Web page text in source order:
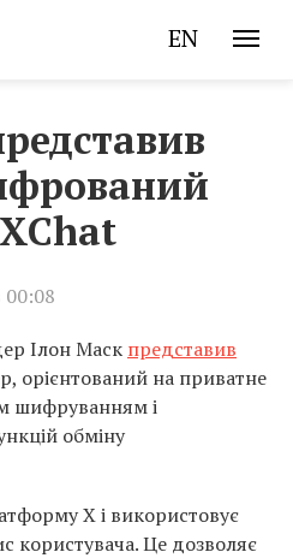
EN
00:08
Ілон Маск представив
орієнтований на приватне
шифруванням і
обміну
X і використовує
користувача. Це дозволяє